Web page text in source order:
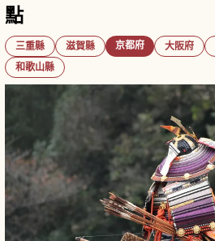
點
三重縣 滋賀縣 京都府 大阪府
和歌山縣